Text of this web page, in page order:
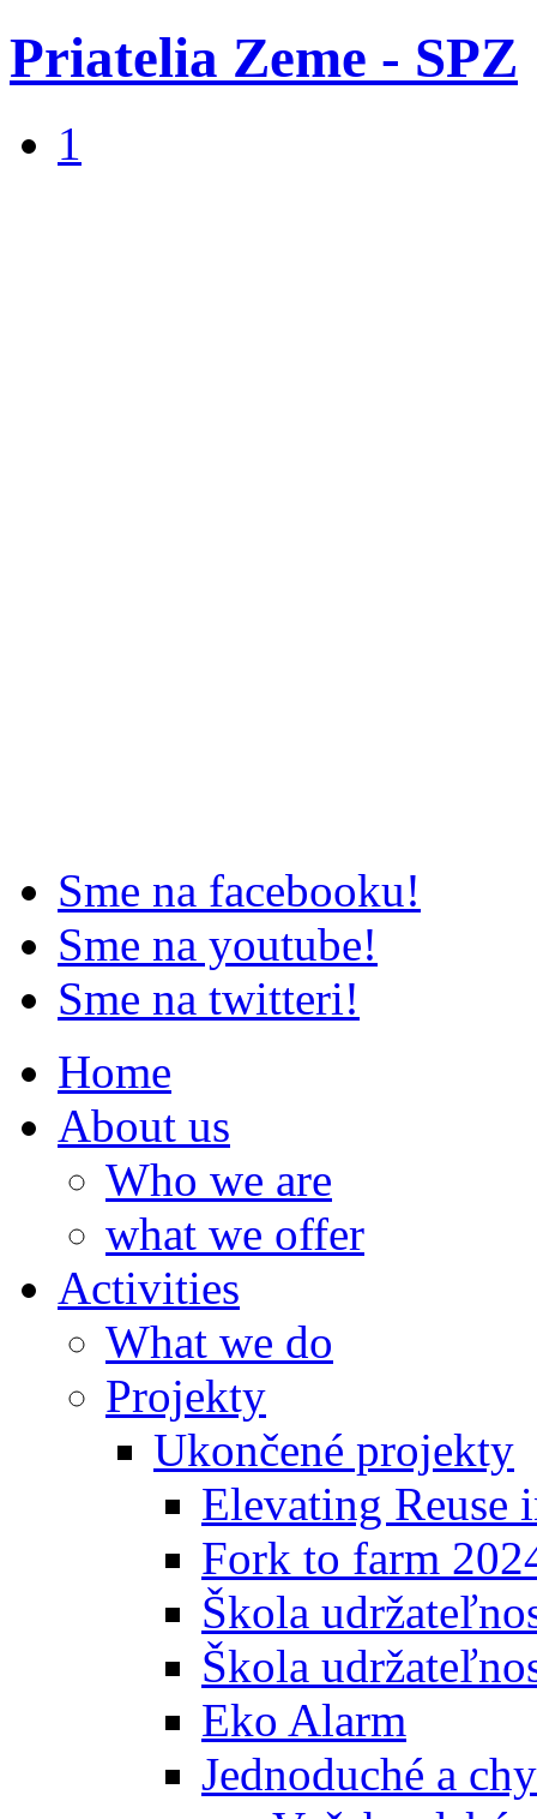
Priatelia Zeme - SPZ
1
Sme na facebooku!
Sme na youtube!
Sme na twitteri!
Home
About us
Who we are
what we offer
Activities
What we do
Projekty
Ukončené projekty
Elevating Reuse
Fork to farm
Škola
Škola
Eko Alarm
Jednoduché a